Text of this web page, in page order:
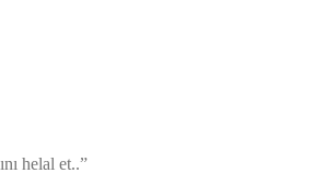
helal et..”